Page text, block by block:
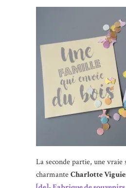
La seconde partie, une vraie
charmanteCharlotte